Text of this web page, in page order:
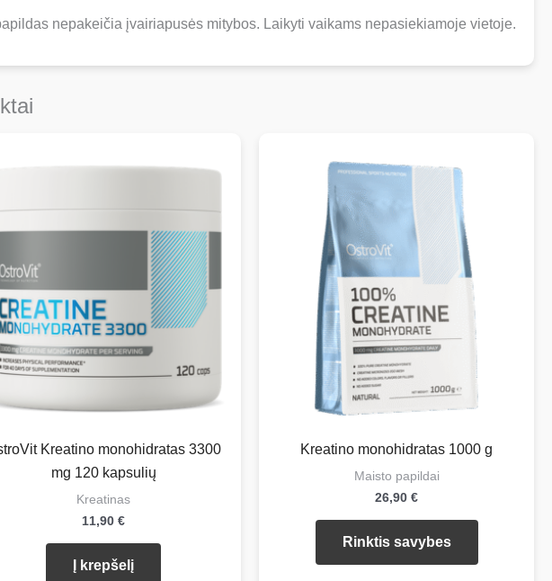
nepakeičia įvairiapusės mitybos. Laikyti vaikams nepasiekiamoje vietoje.
Kreatino monohidratas 3300
mg 120 kapsulių
Kreatinas
11,90€
Į krepšelį
Kreatino monohidratas 1000 g
Maisto papildai
26,90€
Rinktis savybes
Šis
turi